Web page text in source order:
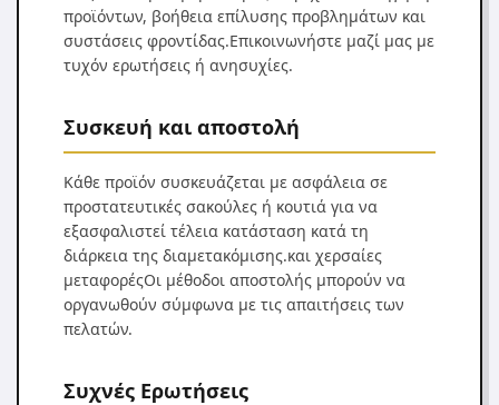
προϊόντων, βοήθεια επίλυσης προβλημάτων και
συστάσεις φροντίδας.Επικοινωνήστε μαζί μας με
τυχόν ερωτήσεις ή ανησυχίες.
Συσκευή και αποστολή
Κάθε προϊόν συσκευάζεται με ασφάλεια σε
προστατευτικές σακούλες ή κουτιά για να
εξασφαλιστεί τέλεια κατάσταση κατά τη
διάρκεια της διαμετακόμισης.και χερσαίες
μεταφορέςΟι μέθοδοι αποστολής μπορούν να
οργανωθούν σύμφωνα με τις απαιτήσεις των
πελατών.
Συχνές Ερωτήσεις